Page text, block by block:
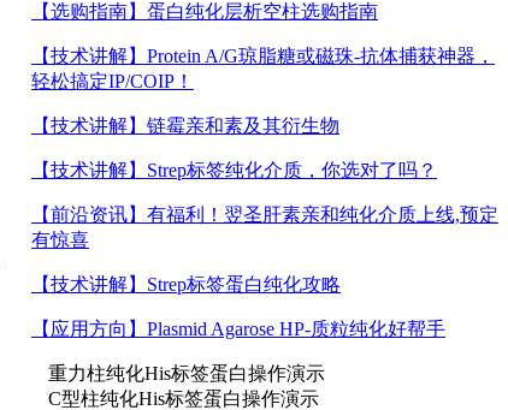
【选购指南】 蛋白纯化层析空柱选购指南
【技术讲解】 Protein A/G琼脂糖或磁珠-抗体捕获神器，
轻松搞定IP/COIP！
【技术讲解】 链霉亲和素及其衍生物
【技术讲解】 Strep标签纯化介质，你选对了吗？
【前沿资讯】 有福利！翌圣肝素亲和纯化介质上线,预定
有惊喜
【技术讲解】 Strep标签蛋白纯化攻略
【应用方向】 Plasmid Agarose HP-质粒纯化好帮手
重力柱纯化His标签蛋白操作演示
C型柱纯化His标签蛋白操作演示